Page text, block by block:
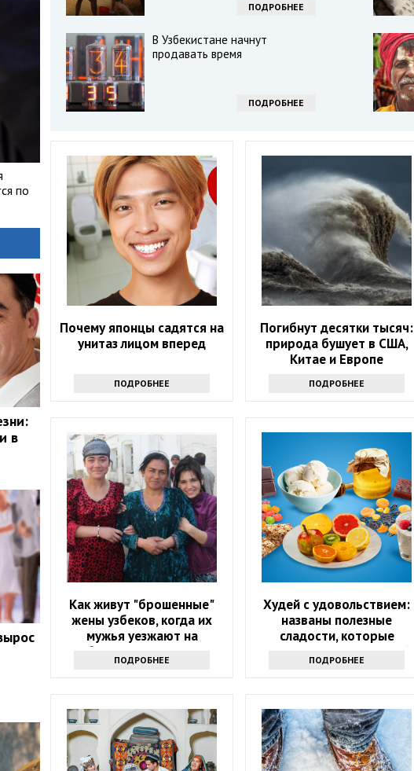
по
в
ПОДРОБНЕЕ
В Узбекистане начнут
продавать время
ПОДРОБНЕЕ
Почему японцы садятся на
унитаз лицом вперед
ПОДРОБНЕЕ
Погибнут десятки тысяч:
природа бушует в США,
Китае и Европе
ПОДРОБНЕЕ
Как живут "брошенные"
жены узбеков, когда их
мужья уезжают на
заработки в другую страну
ПОДРОБНЕЕ
Худей с удовольствием:
названы полезные
сладости, которые
помогут скинуть лишний
вес
ПОДРОБНЕЕ